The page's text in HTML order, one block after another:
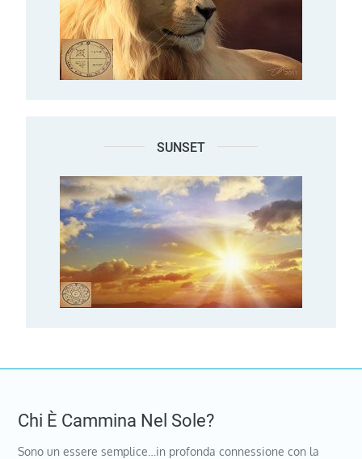
SUNSET
Chi È Cammina Nel Sole?
Sono un essere semplice…in profonda connessione con la